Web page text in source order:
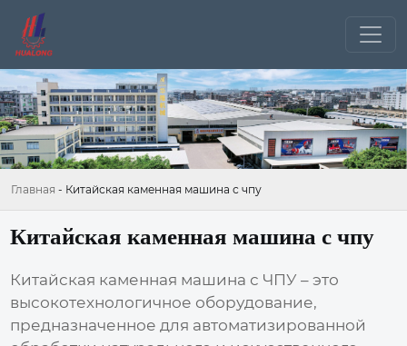
Главная - Китайская каменная машина с чпу
Китайская каменная машина с чпу
Китайская каменная машина с ЧПУ – это
высокотехнологичное оборудование,
предназначенное для автоматизированной